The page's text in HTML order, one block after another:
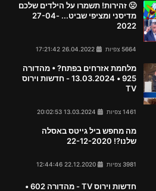
🤢 זהירות! תשמרו על הילדים שלכם
מדיסני ומציפי שביט... 27-04-
2022
5664 צפיות
מלחמת אזרחים בפתח? • מהדורה
925 • 13.03.2024 - חדשות וירוס
TV
1461 צפיות
מה מחפש ביל גייטס באסלה
שלנו?! 22-12-2020
3981 צפיות
חדשות וירוס TV - מהדורה 602 •